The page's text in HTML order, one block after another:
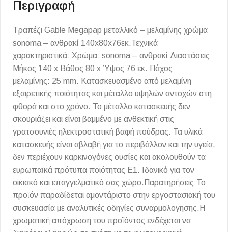
Περιγραφή
Τραπέζι Gable Megapap μεταλλικό – μελαμίνης χρώμα
sonoma – ανθρακί 140x80x76εκ.Τεχνικά
χαρακτηριστικά: Χρώμα: sonoma – ανθρακί Διαστάσεις:
Μήκος 140 x Βάθος 80 x Ύψος 76 εκ. Πάχος
μελαμίνης: 25 mm. Κατασκευασμένο από μελαμίνη
εξαιρετικής ποιότητας και μέταλλο υψηλών αντοχών στη
φθορά και στο χρόνο. Το μέταλλο κατασκευής δεν
σκουριάζει και είναι βαμμένο με ανθεκτική στις
γρατσουνιές ηλεκτροστατική βαφή πούδρας. Τα υλικά
κατασκευής είναι αβλαβή για το περιβάλλον και την υγεία,
δεν περιέχουν καρκινογόνες ουσίες και ακολουθούν τα
ευρωπαϊκά πρότυπα ποιότητας Ε1. Ιδανικό για τον
οικιακό και επαγγελματικό σας χώρο.Παρατηρήσεις:Το
προϊόν παραδίδεται αμοντάριστο στην εργοστασιακή του
συσκευασία με αναλυτικές οδηγίες συναρμολογησης.Η
χρωματική απόχρωση του προϊόντος ενδέχεται να